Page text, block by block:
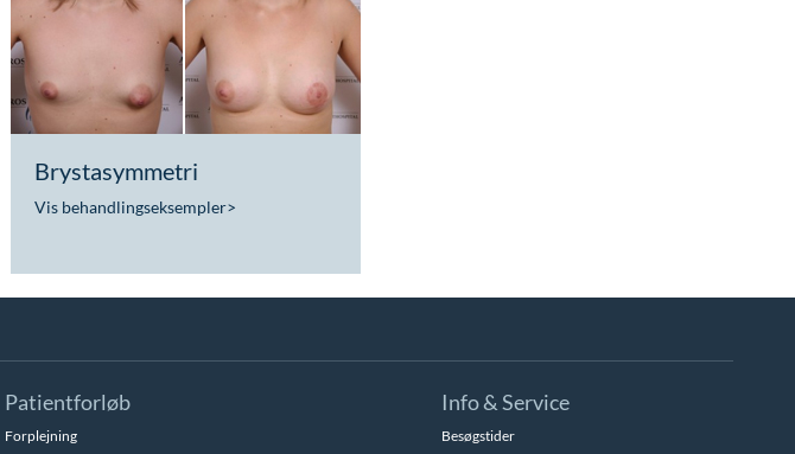
Brystasymmetri
Vis behandlingseksempler>
Patientforløb
Forplejning
Info & Service
Besøgstider